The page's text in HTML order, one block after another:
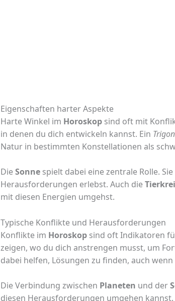
Eigenschaften harter Aspekte
Harte Winkel im Horoskopsind oft mit
in denen du dich entwickeln kannst. Ein Trigon
Natur in bestimmten Konstellationen als
DieSonnespielt dabei eine zentrale Rolle.
Herausforderungen erlebst. Auch die
mit diesen Energien umgehst.
Typische Konflikte und Herausforderungen
Konflikte im Horoskopsind oft Indikatoren
zeigen, wo du dich anstrengen musst, um
dabei helfen, Lösungen zu finden, auch
Die Verbindung zwischen Planeten und der
diesen Herausforderungen umgehen